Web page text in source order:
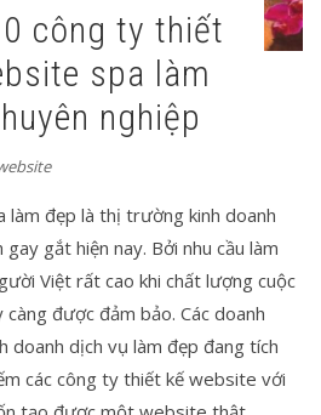
spa làm
nghiệp
làm đẹp là thị trường kinh doanh
gay gắt hiện nay. Bởi nhu cầu làm
Việt rất cao khi chất lượng cuộc
càng được đảm bảo. Các doanh
doanh dịch vụ làm đẹp đang tích
các công ty thiết kế website với